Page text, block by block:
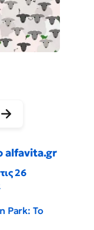
alfavita.gr
26
Park: Το